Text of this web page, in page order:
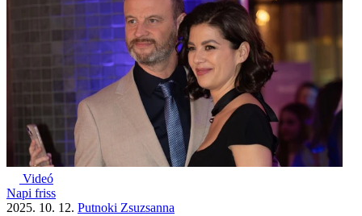
Videó
Napi friss
2025. 10. 12. Putnoki Zsuzsanna